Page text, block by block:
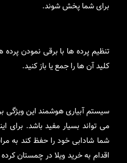
برای شما پخش شوند.
تنظیم پرده ها با برقی نمودن
کلید آن ها را جمع یا باز کنید.
سیستم آبیاری هوشمند این ویژگی
می تواند بسیار مفید باشد. برای
شما شادابی خود را حفظ کند به
اقدام به خرید ویلا در چمستان